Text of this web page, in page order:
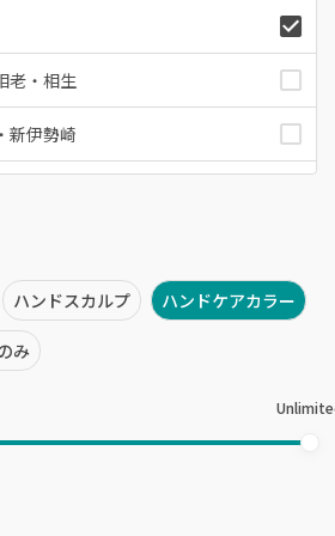
老・相生
新伊勢崎
・安中
田店・みなかみ
の他
ハンドスカルプ ハンドケアカラー
み